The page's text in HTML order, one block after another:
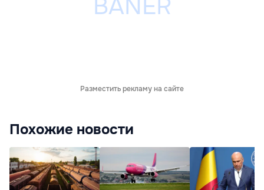
Разместить рекламу на сайте
Похожие новости